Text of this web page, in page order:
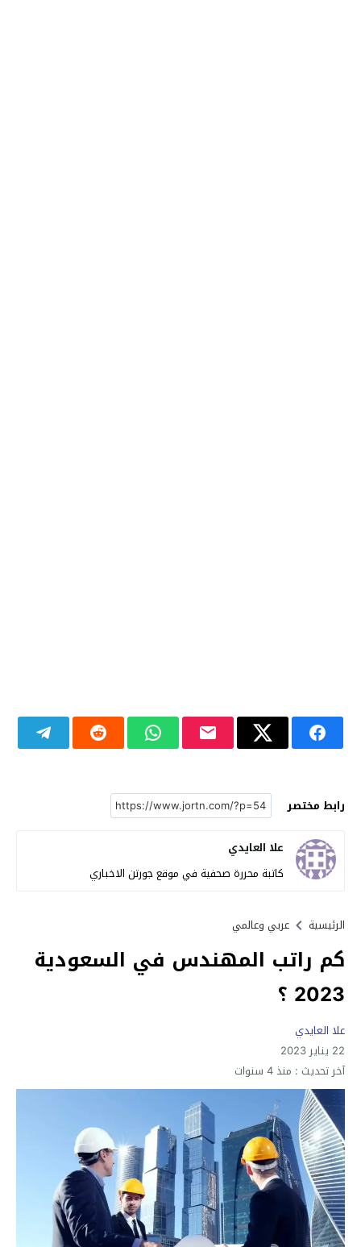
رابط مختصر
علا العايدي
كاتبة محررة صحفية في موقع جورتن الاخباري
الرئيسية عربي وعالمي
كم راتب المهندس في السعودية
2023 ؟
علا العايدي
22 يناير 2023
آخر تحديث : منذ 4 سنوات